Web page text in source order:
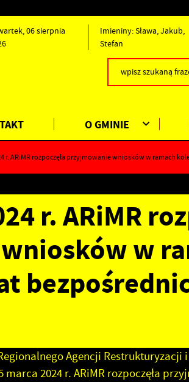
06 sierpnia
Imieniny: Sława, Jakub,
Stefan
O GMINIE
r. ARiMR rozpoczęła przyjmowanie wniosków w ramach
r. ARiMR
w
Agencji
2024 r. ARiMR rozpoczęła